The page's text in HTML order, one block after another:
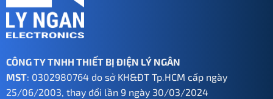
CÔNG TY TNHH THIẾT BỊ ĐIỆN LÝ NGÂN
MST: 0302980764 do sở KH&ĐT Tp.HCM cấp ngày
25/06/2003, thay đổi lần 9 ngày 30/03/2024